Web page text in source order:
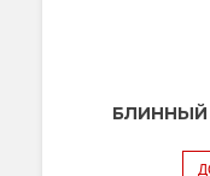
БЛИННЫЙ